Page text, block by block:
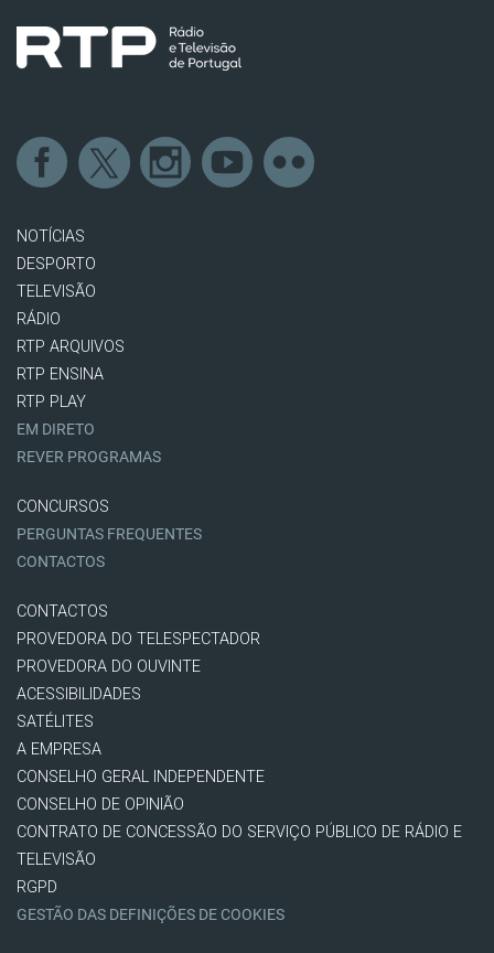
NOTÍCIAS
DESPORTO
TELEVISÃO
RÁDIO
RTP ARQUIVOS
RTP ENSINA
RTP PLAY
EM DIRETO
REVER PROGRAMAS
CONCURSOS
PERGUNTAS FREQUENTES
CONTACTOS
CONTACTOS
PROVEDORA DO TELESPECTADOR
PROVEDORA DO OUVINTE
ACESSIBILIDADES
SATÉLITES
A EMPRESA
CONSELHO GERAL INDEPENDENTE
CONSELHO DE OPINIÃO
CONTRATO DE CONCESSÃO DO SERVIÇO PÚBLICO DE RÁDIO E
TELEVISÃO
RGPD
GESTÃO DAS DEFINIÇÕES DE COOKIES